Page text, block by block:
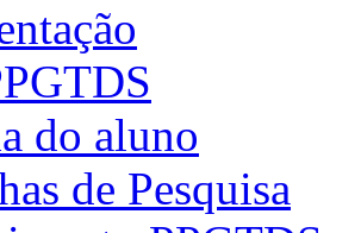
do aluno
de Pesquisa